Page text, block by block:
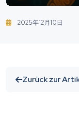
2025年12月10日
Zurück zur